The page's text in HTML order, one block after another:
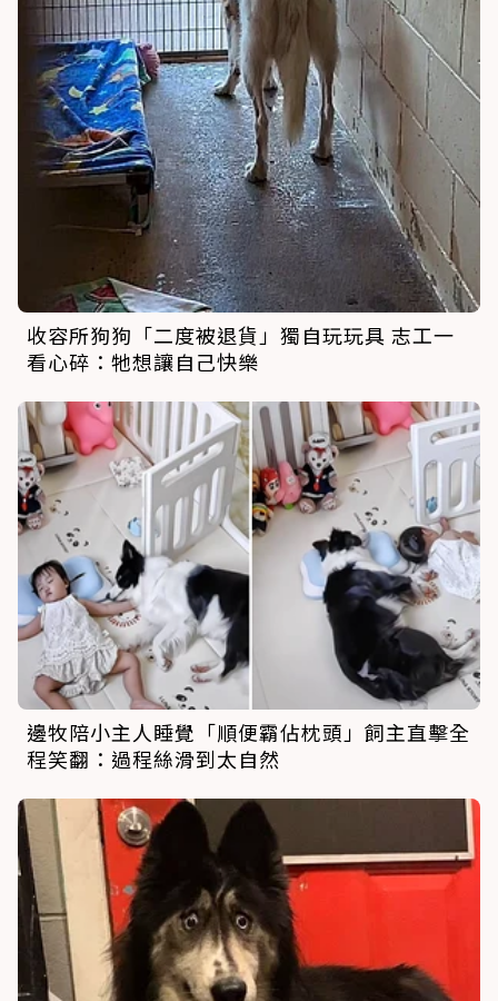
收容所狗狗「二度被退貨」獨自玩玩具 志工一
看心碎：牠想讓自己快樂
邊牧陪小主人睡覺「順便霸佔枕頭」飼主直擊全
程笑翻：過程絲滑到太自然